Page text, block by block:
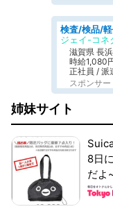
ジェイ-コネ
滋賀県 長
時給1,080
正社員 / 派
スポンサ
姉妹サイト
8日
だよ~